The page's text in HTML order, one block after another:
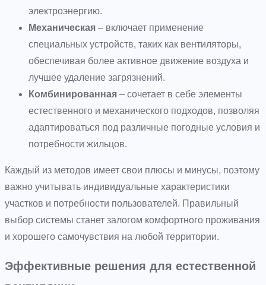
электроэнергию.
Механическая – включает применение
специальных устройств, таких как вентиляторы,
обеспечивая более активное движение воздуха и
лучшее удаление загрязнений.
Комбинированная – сочетает в себе элементы
естественного и механического подходов, позволяя
адаптироваться под различные погодные условия и
потребности жильцов.
Каждый из методов имеет свои плюсы и минусы, поэтому
важно учитывать индивидуальные характеристики
участков и потребности пользователей. Правильный
выбор системы станет залогом комфортного проживания
и хорошего самочувствия на любой территории.
Эффективные решения для естественной